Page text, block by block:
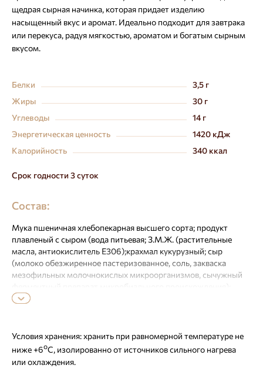
щедрая сырная начинка, которая придает изделию
насыщенный вкус и аромат. Идеально подходит для завтрака
или перекуса, радуя мягкостью, ароматом и богатым сырным
вкусом.
Белки
3,5 г
Жиры
30 г
Углеводы
14 г
Энергетическая ценность
1420 кДж
Калорийность
340 ккал
Срок годности 3 суток
Состав:
Мука пшеничная хлебопекарная высшего сорта; продукт
плавленый с сыром (вода питьевая; З.М.Ж. (растительные
масла, антиокислитель Е306);крахмал кукурузный; сыр
(молоко обезжиренное пастеризованное, соль, закваска
мезофильных молочнокислых микроорганизмов, сычужный
ферментный препарат микробиального происхождения);
сыворотка молочная, стабилизатор крахмал кукурузный
стабилизатор ксантановая камедь; регулятор кислотности
Е339;стабилизатор Е407, Е410, Е415, стандартизировано
хлоридом калия и фруктозой; ароматизатор; краситель
Е106а); вода питьевая; маргарин для слоеных изделий
Условия хранения:хранить при равномерной температуре не
ниже +6оС, изолированно от источников сильного нагрева
или охлаждения.